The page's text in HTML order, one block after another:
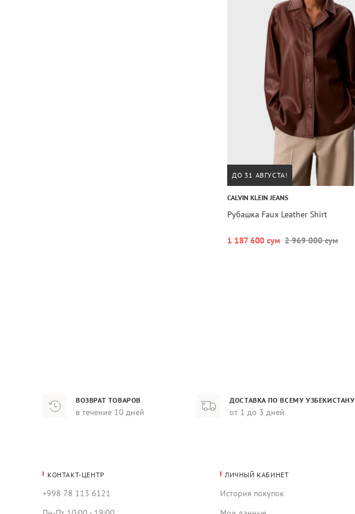
ДО 31 АВГУСТА!
CALVIN KLEIN JEANS
Рубашка Faux Leather Shirt
1 187 600 сум 2 969 000 сум
ВОЗВРАТ ТОВАРОВ
в течение 10 дней
ДОСТАВКА ПО ВСЕМУ УЗБЕКИСТАНУ
от 1 до 3 дней
КОНТАКТ-ЦЕНТР
+998 78 113 6121
ЛИЧНЫЙ КАБИНЕТ
История покупок